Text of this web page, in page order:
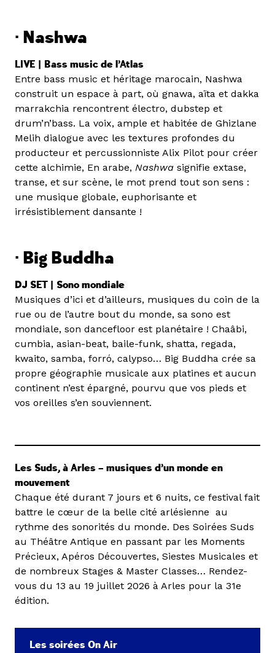
· Nashwa
LIVE | Bass music de l’Atlas
Entre bass music et héritage marocain, Nashwa
construit un espace à part, où gnawa, aïta et dakka
marrakchia rencontrent électro, dubstep et
drum’n’bass. La voix, ample et habitée de Ghizlane
Melih dialogue avec les textures profondes du
producteur et percussionniste Alix Pilot pour créer
cette alchimie, En arabe, Nashwa signifie extase,
transe, et sur scène, le mot prend tout son sens :
une musique globale, euphorisante et
irrésistiblement dansante !
· Big Buddha
DJ SET | Sono mondiale
Musiques d’ici et d’ailleurs, musiques du coin de la
rue ou de l’autre bout du monde, sa sono est
mondiale, son dancefloor est planétaire ! Chaâbi,
cumbia, asian-beat, baile-funk, shatta, regada,
kwaito, samba, forró, calypso… Big Buddha crée sa
propre géographie musicale aux platines et aucun
continent n’est épargné, pourvu que vos pieds et
vos oreilles s’en souviennent.
Les Suds, à Arles – musiques d’un monde en
mouvement
Chaque été durant 7 jours et 6 nuits, ce festival fait
battre le cœur de la belle cité arlésienne au
rythme des sonorités du monde. Des Soirées Suds
au Théâtre Antique en passant par les Moments
Précieux, Apéros Découvertes, Siestes Musicales et
de nombreux Stages & Master Classes… Rendez-
vous du 13 au 19 juillet 2026 à Arles pour la 31e
édition.
Les soirées On Air